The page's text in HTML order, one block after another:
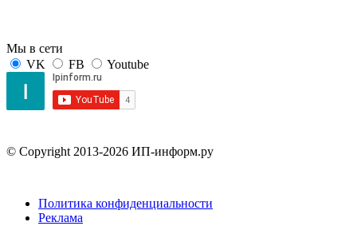
Мы в сети
VK
FB Youtube
© Copyright 2013-2026 ИП-информ.ру
Политика конфиденциальности
Реклама